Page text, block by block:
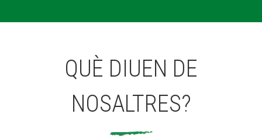
QUÈ DIUEN DE
NOSALTRES?